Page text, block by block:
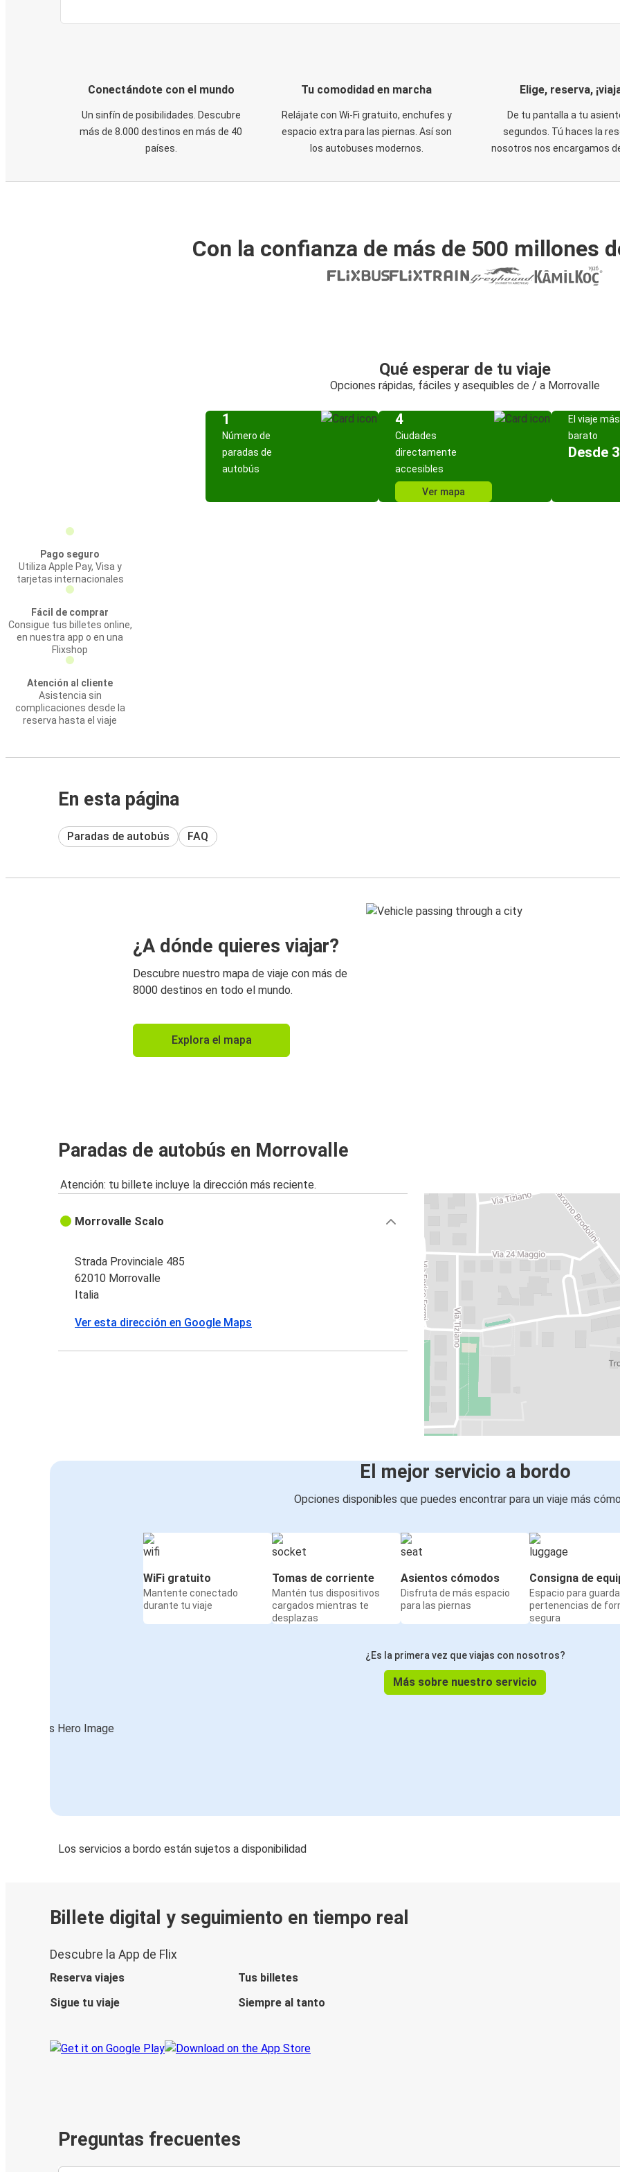
Conectándote con el mundo
Un sinfín de posibilidades. Descubre
más de 8.000 destinos en más de 40
países.
Tu comodidad en marcha
Relájate con Wi-Fi gratuito, enchufes y
espacio extra para las piernas. Así son
los autobuses modernos.
Elige, reserva,
De tu pantalla a tu
segundos. Tú haces la
nosotros nos encargamos
Con la confianza de más de 500 millones
Qué esperar de tu viaje
Opciones rápidas, fáciles y asequibles de / a Morrovalle
1
Número de
paradas de
autobús
4
Ciudades
directamente
accesibles
Ver mapa
El viaje más
barato
Desde
Pago seguro
Utiliza Apple Pay, Visa y
tarjetas internacionales
Fácil de comprar
Consigue tus billetes online,
en nuestra app o en una
Flixshop
Atención al cliente
Asistencia sin
complicaciones desde la
reserva hasta el viaje
En esta página
Paradas de autobús FAQ
¿A dónde quieres viajar?
Descubre nuestro mapa de viaje con más de
8000 destinos en todo el mundo.
Explora el mapa
Paradas de autobús en Morrovalle
Atención: tu billete incluye la dirección más reciente.
Morrovalle Scalo
Strada Provinciale 485
62010 Morrovalle
Italia
Ver esta dirección en Google Maps
El mejor servicio a bordo
Opciones disponibles que puedes encontrar para un viaje más
WiFi gratuito
Mantente conectado
durante tu viaje
Tomas de corriente
Mantén tus dispositivos
cargados mientras te
desplazas
Asientos cómodos
Disfruta de más espacio
para las piernas
Consigna de
Espacio para
pertenencias de
segura
¿Es la primera vez que viajas con nosotros?
Más sobre nuestro servicio
Los servicios a bordo están sujetos a disponibilidad
Billete digital y seguimiento en tiempo real
Descubre la App de Flix
Reserva viajes
Tus billetes
Sigue tu viaje
Siempre al tanto
Preguntas frecuentes